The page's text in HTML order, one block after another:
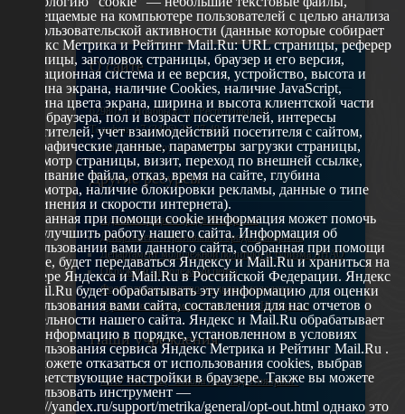
31
О сайте
629802 г. Ноябрьск, ул. Республики, 49
Телефон: +7 (3496) 35-37-49
E-mail: udsm@noyabrsk.yanao.ru
Другие ресурсы
Администрация города Ноябрьска
Департамент образования города Ноябрьска
Департамент молодежной политики и туризма ЯНАО
Окружной молодежный центр
Федеральное агенство по делам молодежи
Туристско-информационный центр Ноябрьска
Наши учреждения
МАУ МП МЦ "Школа Ямолод. Ноябрьск"
размещаемые на компьютере пользователей с целью анализа
их пользовательской активности (данные которые собирает
Яндекс Метрика и Рейтинг Mail.Ru: URL страницы, реферер
страницы, заголовок страницы, браузер и его версия,
операционная система и ее версия, устройство, высота и
ширина экрана, наличие Cookies, наличие JavaScript,
глубина цвета экрана, ширина и высота клиентской части
окна браузера, пол и возраст посетителей, интересы
посетителей, учет взаимодействий посетителя с сайтом,
географические данные, параметры загрузки страницы,
просмотр страницы, визит, переход по внешней ссылке,
cкачивание файла, отказ, время на сайте, глубина
просмотра, наличие блокировки рекламы, данные о типе
соединения и скорости интернета).
Собранная при помощи cookie информация может помочь
нам улучшить работу нашего сайта. Информация об
использовании вами данного сайта, собранная при помощи
cookie, будет передаваться Яндексу и Mail.Ru и храниться на
сервере Яндекса и Mail.Ru в Российской Федерации. Яндекс
и Mail.Ru будет обрабатывать эту информацию для оценки
использования вами сайта, составления для нас отчетов о
деятельности нашего сайта. Яндекс и Mail.Ru обрабатывает
эту информацию в порядке, установленном в условиях
использования сервиса Яндекс Метрика и Рейтинг Mail.Ru .
Вы можете отказаться от использования cookies, выбрав
соответствующие настройки в браузере. Также вы можете
использовать инструмент —
https://yandex.ru/support/metrika/general/opt-out.html однако это